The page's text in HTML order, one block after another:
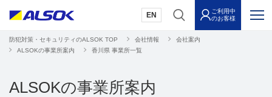
EN
ご利用中
のお客様
防犯対策・セキュリティのALSOK TOP 会社情報
会社案内
ALSOKの事業所案内
香川県 事業所一覧
ALSOKの事業所案内